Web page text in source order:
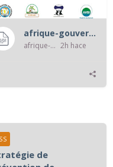
afrique-gouvernance-rss
afrique-gouvernance-rss 2h hace
de